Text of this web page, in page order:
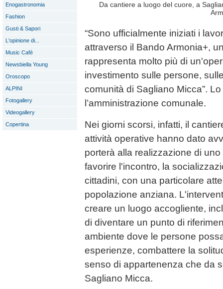
Enogastronomia
Fashion
Gusti & Sapori
L'opinione di...
Music Cafè
Newsbiella Young
Oroscopo
ALPINI
Fotogallery
Videogallery
Copertina
Da cantiere a luogo del cuore, a
“Sono ufficialmente iniziati i
attraverso il Bando Armonia+,
rappresenta molto più di
investimento sulle persone,
comunità di Sagliano Micca”.
l’amministrazione comunale.
Nei giorni scorsi, infatti, il
attività operative hanno dato
porterà alla realizzazione di
favorire l'incontro, la
cittadini, con una particolare
popolazione anziana.
creare un luogo accogliente,
di diventare un punto di
ambiente dove le persone
esperienze, combattere la
senso di appartenenza che da
Sagliano Micca.